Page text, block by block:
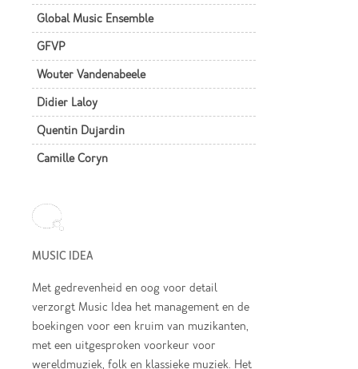
Global Music Ensemble
GFVP
Wouter Vandenabeele
Didier Laloy
Quentin Dujardin
Camille Coryn
MUSIC IDEA
Met gedrevenheid en oog voor detail
verzorgt Music Idea het management en de
boekingen voor een kruim van muzikanten,
met een uitgesproken voorkeur voor
wereldmuziek, folk en klassieke muziek. Het